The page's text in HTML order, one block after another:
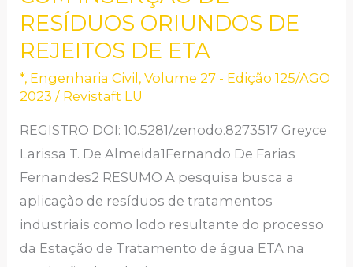
RESÍDUOS ORIUNDOS DE
REJEITOS DE ETA
*, Engenharia Civil,Volume 27 - Edição 125/AGO
2023 / Revistaft LU
REGISTRO DOI: 10.5281/zenodo.8273517 Greyce
Larissa T. De Almeida1Fernando De Farias
Fernandes2 RESUMO A pesquisa busca a
aplicação de resíduos de tratamentos
industriais como lodo resultante do processo
da Estação de Tratamento de água ETA na
TIJOLO
SOLO-
CIMENTO
COM
INSERÇÃO
DE
RESÍDUOS
ORIUNDOS
DE
REJEITOS